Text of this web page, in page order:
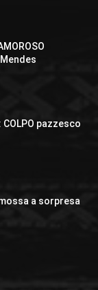
COLPO pazzesco
a sorpresa